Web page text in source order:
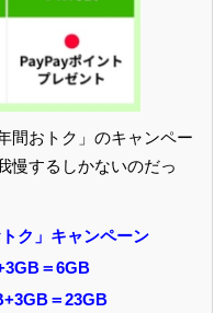
間おトク」のキャンペー
慢するしかないのだっ
ク」キャンペーン
＝6GB
＝23GB